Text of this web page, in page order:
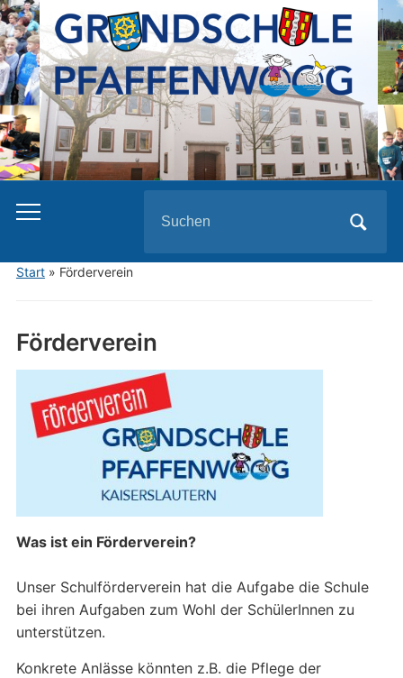
for:
Start» Förderverein
Förderverein
Was ist ein Förderverein?
Unser Schulförderverein hat die Aufgabe die Schule
bei ihren Aufgaben zum Wohl der SchülerInnen zu
unterstützen.
Konkrete Anlässe könnten z.B. die Pflege der